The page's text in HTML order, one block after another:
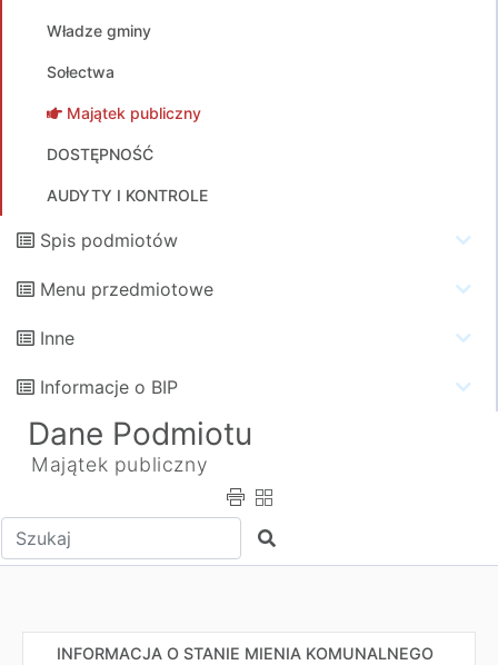
Władze gminy
Sołectwa
Majątek publiczny
DOSTĘPNOŚĆ
AUDYTY I KONTROLE
Spis podmiotów
Menu przedmiotowe
Inne
Informacje o BIP
Dane Podmiotu
Majątek publiczny
Wpisz tekst do wyszukania Szukaj
INFORMACJA O STANIE MIENIA KOMUNALNEGO